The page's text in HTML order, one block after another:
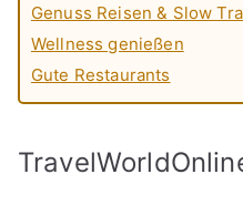
Genuss Reisen & Slow
Wellness genießen
Gute Restaurants